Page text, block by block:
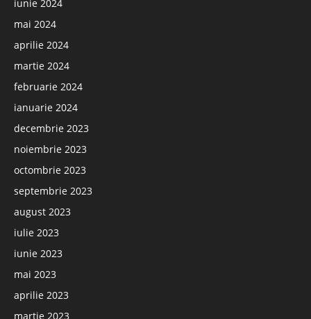
iunie 2024
mai 2024
aprilie 2024
martie 2024
februarie 2024
ianuarie 2024
decembrie 2023
noiembrie 2023
octombrie 2023
septembrie 2023
august 2023
iulie 2023
iunie 2023
mai 2023
aprilie 2023
martie 2023